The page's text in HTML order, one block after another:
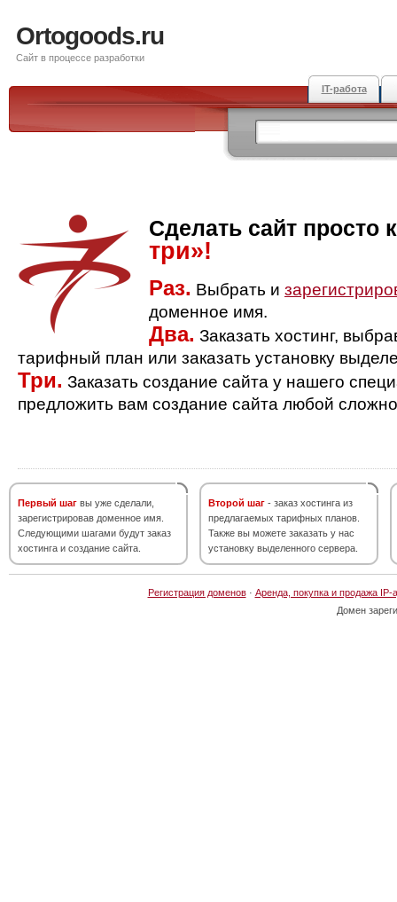
Ortogoods.ru
Сайт в процессе разработки
IT-работа
Сделать сайт просто
три»!
Раз. Выбрать и
доменное имя.
Два. Заказать хостинг,
тарифный план или заказать установку
Три. Заказать создание сайта у нашего
предложить вам создание сайта любой
Первый шаг вы уже сделали,
зарегистрировав доменное имя.
Следующими шагами будут заказ
хостинга и создание сайта.
Второй шаг - заказ хостинга из
предлагаемых тарифных планов.
Также вы можете заказать у нас
установку выделенного сервера.
Регистрация доменов· Аренда, покупка и продажа IP-
Домен